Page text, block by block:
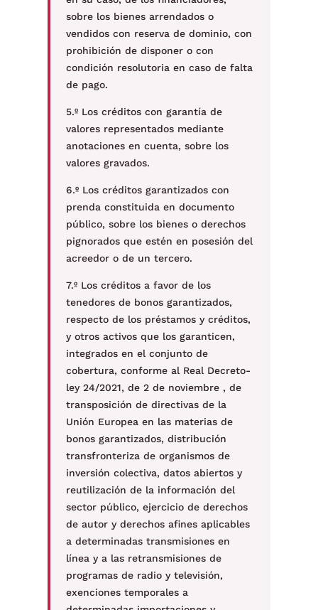
sobre los bienes arrendados o
vendidos con reserva de dominio, con
prohibición de disponer o con
condición resolutoria en caso de falta
de pago.
5.º Los créditos con garantía de
valores representados mediante
anotaciones en cuenta, sobre los
valores gravados.
6.º Los créditos garantizados con
prenda constituida en documento
público, sobre los bienes o derechos
pignorados que estén en posesión del
acreedor o de un tercero.
7.º Los créditos a favor de los
tenedores de bonos garantizados,
respecto de los préstamos y créditos,
y otros activos que los garanticen,
integrados en el conjunto de
cobertura, conforme al Real Decreto-
ley 24/2021, de 2 de noviembre , de
transposición de directivas de la
Unión Europea en las materias de
bonos garantizados, distribución
transfronteriza de organismos de
inversión colectiva, datos abiertos y
reutilización de la información del
sector público, ejercicio de derechos
de autor y derechos afines aplicables
a determinadas transmisiones en
línea y a las retransmisiones de
programas de radio y televisión,
exenciones temporales a